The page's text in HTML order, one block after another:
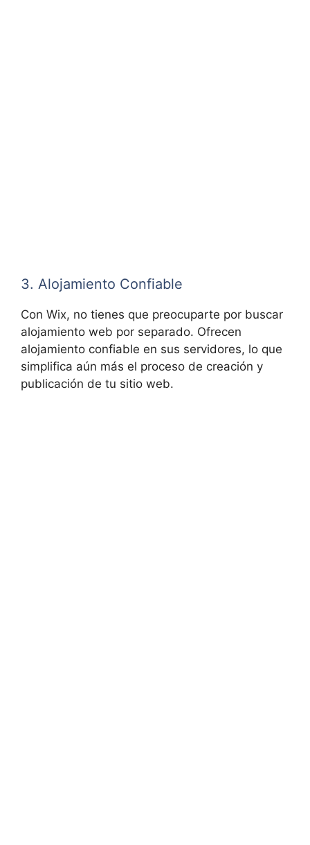
3. Alojamiento Confiable
Con Wix, no tienes que preocuparte por buscar
alojamiento web por separado. Ofrecen
alojamiento confiable en sus servidores, lo que
simplifica aún más el proceso de creación y
publicación de tu sitio web.